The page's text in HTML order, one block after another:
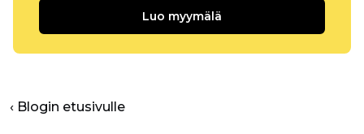
Luo myymälä
‹ Blogin etusivulle